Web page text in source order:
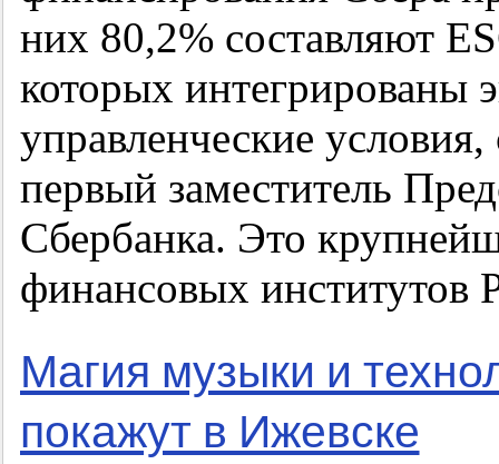
них 80,2% составляют
которых интегрированы
управленческие
первый заместитель
Сбербанка. Это
финансовых институтов
Магия музыки и
покажут в Ижевске